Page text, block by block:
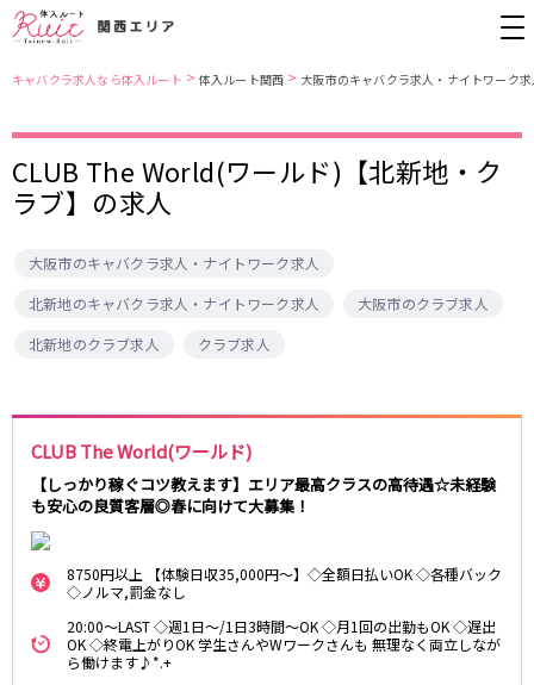
キャバクラ求人なら体入ルート > 体入ルート関西 > 大阪市のキャバクラ求人・ナイトワーク
CLUB The World(ワールド)【北新地・ク
ラブ】の求人
大阪市のキャバクラ求人・ナイトワーク求人
北新地のキャバクラ求人・ナイトワーク求人
大阪市のクラブ求人
北新地のクラブ求人
クラブ求人
CLUB The World(ワールド)
【しっかり稼ぐコツ教えます】エリア最高クラスの高待遇☆未経験
も安心の良質客層◎春に向けて大募集！
8750円以上 【体験日収35,000円～】◇全額日払いOK ◇各種バック
◇ノルマ,罰金なし
20:00～LAST ◇週1日～/1日3時間～OK ◇月1回の出勤もOK ◇遅出
OK ◇終電上がりOK 学生さんやWワークさんも 無理なく両立しなが
ら働けます♪*.+
大阪市
北新地
堺東・岸和田
天満
十三
大阪市
布施・八尾
香里園・守口
兵庫県
三宮
尼崎・西宮・芦屋
姫路
加古川・東加古川・明石
京都市
木屋町
奈良
JR東西線
北新地駅
JR東海道本線(京都線)(京都～大阪)
大阪駅
高槻駅
JR東海道本線(神戸線)(大阪～神戸)
三ノ宮駅
大阪駅
尼崎駅
西宮駅
大宮駅
京都河原町駅